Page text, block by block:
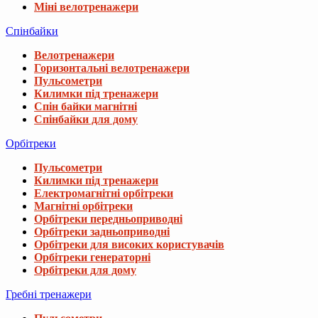
Міні велотренажери
Спінбайки
Велотренажери
Горизонтальні велотренажери
Пульсометри
Килимки під тренажери
Спін байки магнітні
Спінбайки для дому
Орбітреки
Пульсометри
Килимки під тренажери
Електромагнітні орбітреки
Магнітні орбітреки
Орбітреки передньоприводні
Орбітреки задньоприводні
Орбітреки для високих користувачів
Орбітреки генераторні
Орбітреки для дому
Гребні тренажери